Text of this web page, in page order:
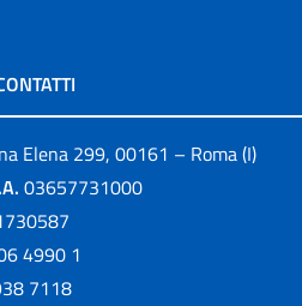
Elena 299, 00161 – Roma (I)
03657731000
4990 1
7118